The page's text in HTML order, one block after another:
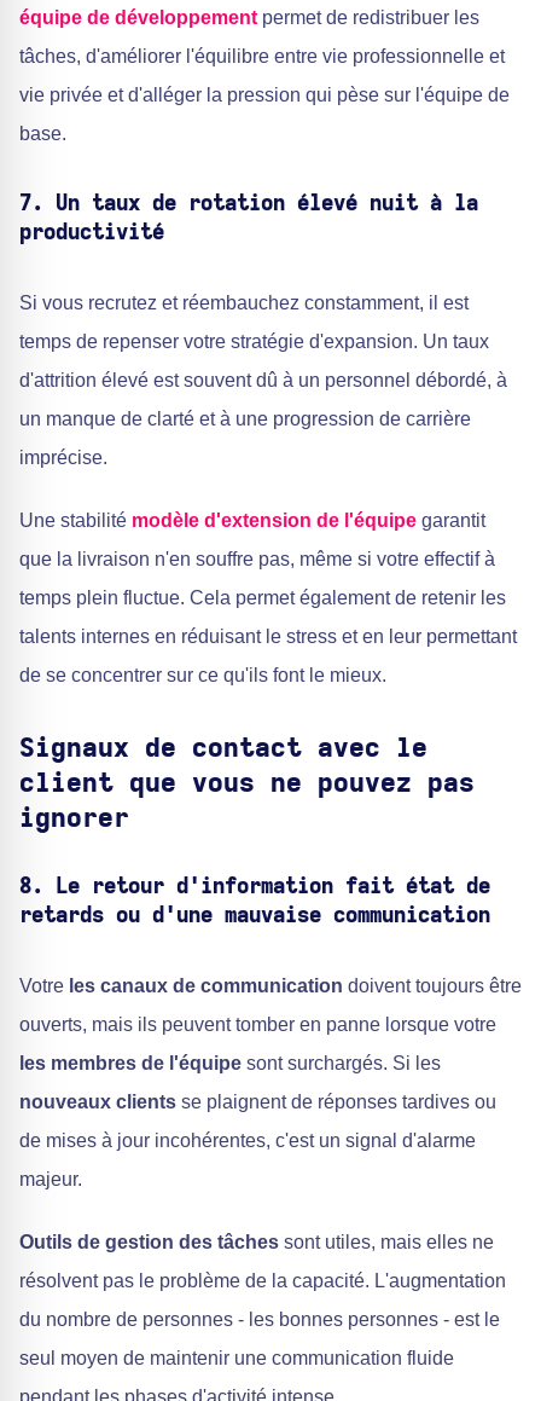
équipe de développement permet de redistribuer les
tâches, d'améliorer l'équilibre entre vie professionnelle et
vie privée et d'alléger la pression qui pèse sur l'équipe de
base.
7. Un taux de rotation élevé nuit à la
productivité
Si vous recrutez et réembauchez constamment, il est
temps de repenser votre stratégie d'expansion. Un taux
d'attrition élevé est souvent dû à un personnel débordé, à
un manque de clarté et à une progression de carrière
imprécise.
Une stabilité modèle d'extension de l'équipe garantit
que la livraison n'en souffre pas, même si votre effectif à
temps plein fluctue. Cela permet également de retenir les
talents internes en réduisant le stress et en leur permettant
de se concentrer sur ce qu'ils font le mieux.
Signaux de contact avec le
client que vous ne pouvez pas
ignorer
8. Le retour d'information fait état de
retards ou d'une mauvaise communication
Votre les canaux de communication doivent toujours être
ouverts, mais ils peuvent tomber en panne lorsque votre
les membres de l'équipe sont surchargés. Si les
nouveaux clients se plaignent de réponses tardives ou
de mises à jour incohérentes, c'est un signal d'alarme
majeur.
Outils de gestion des tâches sont utiles, mais elles ne
résolvent pas le problème de la capacité. L'augmentation
du nombre de personnes - les bonnes personnes - est le
seul moyen de maintenir une communication fluide
pendant les phases d'activité intense.